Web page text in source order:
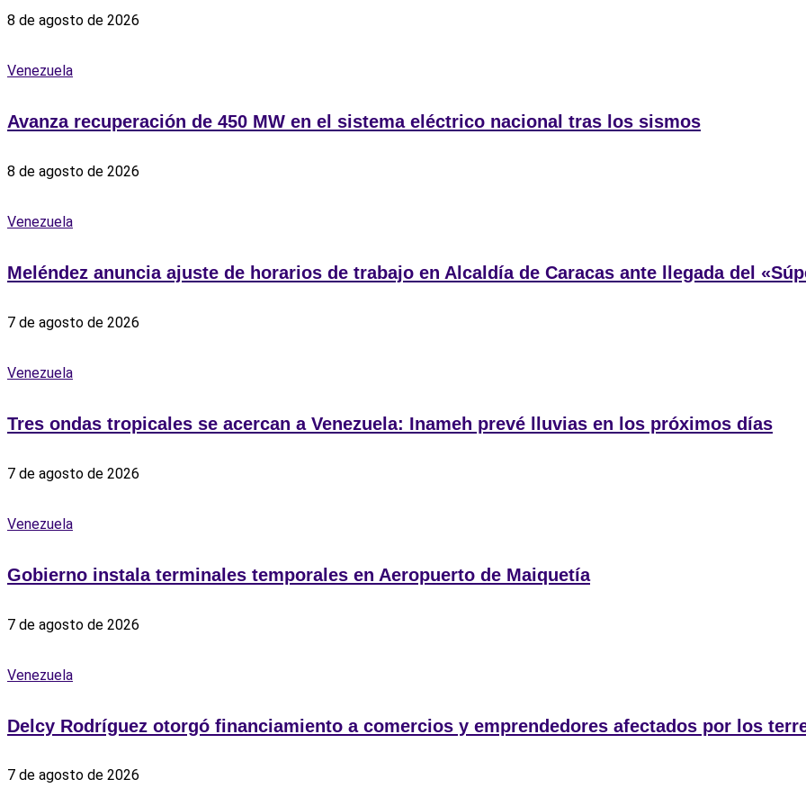
8 de agosto de 2026
Venezuela
Avanza recuperación de 450 MW en el sistema eléctrico nacional tras los sismos
8 de agosto de 2026
Venezuela
Meléndez anuncia ajuste de horarios de trabajo en Alcaldía de Caracas ante llegada del
7 de agosto de 2026
Venezuela
Tres ondas tropicales se acercan a Venezuela: Inameh prevé lluvias en los próximos días
7 de agosto de 2026
Venezuela
Gobierno instala terminales temporales en Aeropuerto de Maiquetía
7 de agosto de 2026
Venezuela
Delcy Rodríguez otorgó financiamiento a comercios y emprendedores afectados por los
7 de agosto de 2026